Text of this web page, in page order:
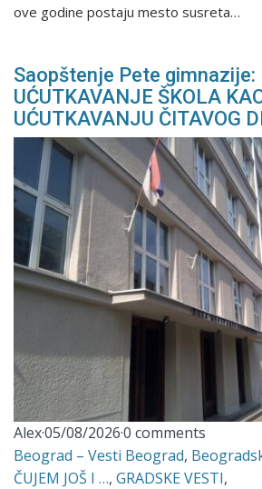
ove godine postaju mesto susreta…
Saopštenje Pete gimnazije:
UĆUTKAVANJE ŠKOLA
UĆUTKAVANJU ČITAVOG
Alex·05/08/2026·0 comments
Beograd – Vesti Beograd,
ČUJEM JOŠ I …,GRADSKE VESTI,